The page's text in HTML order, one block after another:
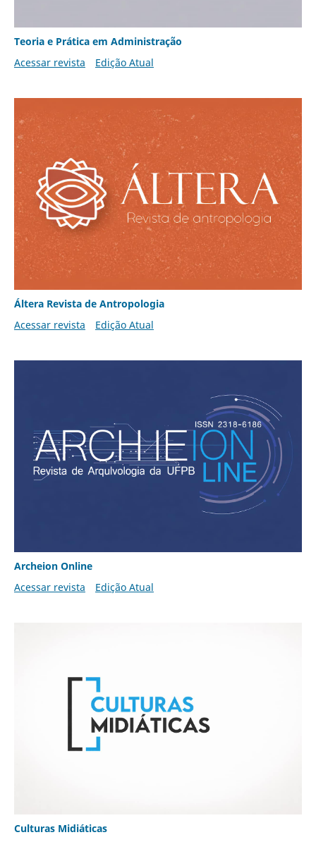
Teoria e Prática em Administração
Acessar revista
Edição Atual
Áltera Revista de Antropologia
Acessar revista
Edição Atual
Archeion Online
Acessar revista
Edição Atual
Culturas Midiáticas